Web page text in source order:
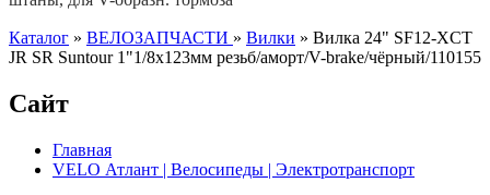
Каталог » ВЕЛОЗАПЧАСТИ » Вилки » Вилка 24" SF12-XCT
JR SR Suntour 1"1/8x123мм резьб/аморт/V-brake/чёрный/110155
Сайт
Главная
VELO Атлант | Велосипеды | Электротранспорт